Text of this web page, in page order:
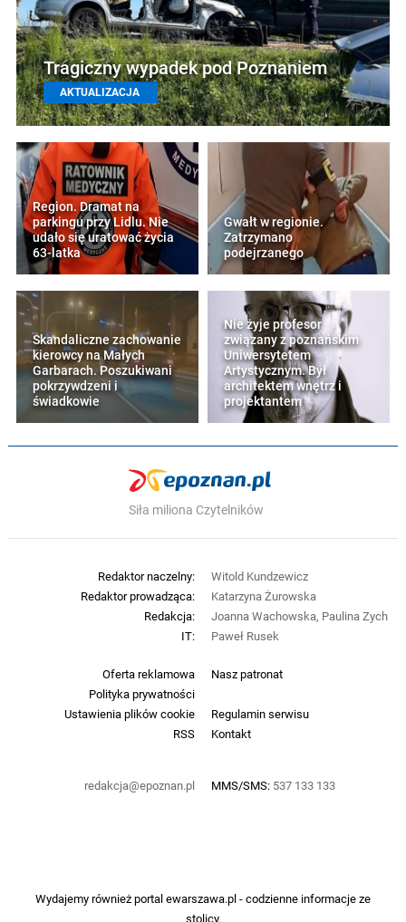
Tragiczny wypadek pod Poznaniem
AKTUALIZACJA
Region. Dramat na
parkingu przy Lidlu. Nie
udało się uratować życia
63-latka
Gwałt w regionie.
Zatrzymano
podejrzanego
Skandaliczne zachowanie
kierowcy na Małych
Garbarach. Poszukiwani
pokrzywdzeni i
świadkowie
Nie żyje profesor
związany z poznańskim
Uniwersytetem
Artystycznym. Był
architektem wnętrz i
projektantem
Siła miliona Czytelników
Oferta reklamowa
Nasz patronat
Polityka prywatności
Ustawienia plików cookie
Regulamin serwisu
RSS
Kontakt
redakcja@epoznan.pl MMS/SMS: 537 133 133
Redaktor naczelny:
Witold Kundzewicz
Redaktor prowadząca:
Katarzyna Żurowska
Redakcja:
Joanna Wachowska, Paulina Zych
IT:
Paweł Rusek
Wydajemy również portalewarszawa.pl- codzienne informacje ze
stolicy.